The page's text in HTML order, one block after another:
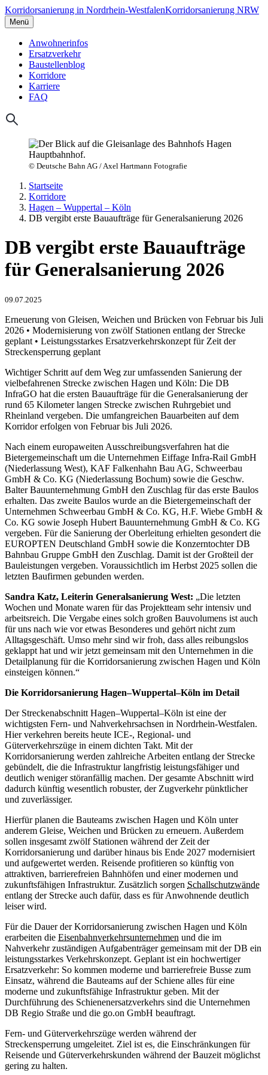
Korridorsanierung in Nordrhein-WestfalenKorridorsanierung NRW
Menü
Anwohnerinfos
Ersatzverkehr
Baustellenblog
Korridore
Karriere
FAQ
© Deutsche Bahn AG / Axel Hartmann Fotografie
Startseite
Korridore
Hagen – Wuppertal – Köln
DB vergibt erste Bauaufträge für Generalsanierung 2026
DB vergibt erste Bauaufträge
für Generalsanierung 2026
09.07.2025
Erneuerung von Gleisen, Weichen und Brücken von Februar bis Juli
2026 • Modernisierung von zwölf Stationen entlang der Strecke
geplant • Leistungsstarkes Ersatzverkehrskonzept für Zeit der
Streckensperrung geplant
Wichtiger Schritt auf dem Weg zur umfassenden Sanierung der
vielbefahrenen Strecke zwischen Hagen und Köln: Die DB
InfraGO hat die ersten Bauaufträge für die Generalsanierung der
rund 65 Kilometer langen Strecke zwischen Ruhrgebiet und
Rheinland vergeben. Die umfangreichen Bauarbeiten auf dem
Korridor erfolgen von Februar bis Juli 2026.
Nach einem europaweiten Ausschreibungsverfahren hat die
Bietergemeinschaft um die Unternehmen Eiffage Infra-Rail GmbH
(Niederlassung West), KAF Falkenhahn Bau AG, Schweerbau
GmbH & Co. KG (Niederlassung Bochum) sowie die Geschw.
Balter Bauunternehmung GmbH den Zuschlag für das erste Baulos
erhalten. Das zweite Baulos wurde an die Bietergemeinschaft der
Unternehmen Schweerbau GmbH & Co. KG, H.F. Wiebe GmbH &
Co. KG sowie Joseph Hubert Bauunternehmung GmbH & Co. KG
vergeben. Für die Sanierung der Oberleitung erhielten gesondert die
EUROPTEN Deutschland GmbH sowie die Konzerntochter DB
Bahnbau Gruppe GmbH den Zuschlag. Damit ist der Großteil der
Bauleistungen vergeben. Voraussichtlich im Herbst 2025 sollen die
letzten Baufirmen gebunden werden.
Sandra Katz, Leiterin Generalsanierung West: „Die letzten
Wochen und Monate waren für das Projektteam sehr intensiv und
arbeitsreich. Die Vergabe eines solch großen Bauvolumens ist auch
für uns nach wie vor etwas Besonderes und gehört nicht zum
Alltagsgeschäft. Umso mehr sind wir froh, dass alles reibungslos
geklappt hat und wir jetzt gemeinsam mit den Unternehmen in die
Detailplanung für die Korridorsanierung zwischen Hagen und Köln
einsteigen können.“
Die Korridorsanierung Hagen–Wuppertal–Köln im Detail
Der Streckenabschnitt Hagen–Wuppertal–Köln ist eine der
wichtigsten Fern- und Nahverkehrsachsen in Nordrhein-Westfalen.
Hier verkehren bereits heute ICE-, Regional- und
Güterverkehrszüge in einem dichten Takt. Mit der
Korridorsanierung werden zahlreiche Arbeiten entlang der Strecke
gebündelt, die die Infrastruktur langfristig leistungsfähiger und
deutlich weniger störanfällig machen. Der gesamte Abschnitt wird
dadurch künftig wesentlich robuster, der Zugverkehr pünktlicher
und zuverlässiger.
Hierfür planen die Bauteams zwischen Hagen und Köln unter
anderem Gleise, Weichen und Brücken zu erneuern. Außerdem
sollen insgesamt zwölf Stationen während der Zeit der
Korridorsanierung und darüber hinaus bis Ende 2027 modernisiert
und aufgewertet werden. Reisende profitieren so künftig von
attraktiven, barrierefreien Bahnhöfen und einer modernen und
zukunftsfähigen Infrastruktur. Zusätzlich sorgen Schallschutzwände
entlang der Strecke auch dafür, dass es für Anwohnende deutlich
leiser wird.
Für die Dauer der Korridorsanierung zwischen Hagen und Köln
erarbeiten die Eisenbahnverkehrsunternehmen und die im
Nahverkehr zuständigen Aufgabenträger gemeinsam mit der DB ein
leistungsstarkes Verkehrskonzept. Geplant ist ein hochwertiger
Ersatzverkehr: So kommen moderne und barrierefreie Busse zum
Einsatz, während die Bauteams auf der Schiene alles für eine
moderne und zukunftsfähige Infrastruktur geben. Mit der
Durchführung des Schienenersatzverkehrs sind die Unternehmen
DB Regio Straße und die go.on GmbH beauftragt.
Fern- und Güterverkehrszüge werden während der
Streckensperrung umgeleitet. Ziel ist es, die Einschränkungen für
Reisende und Güterverkehrskunden während der Bauzeit möglichst
gering zu halten.